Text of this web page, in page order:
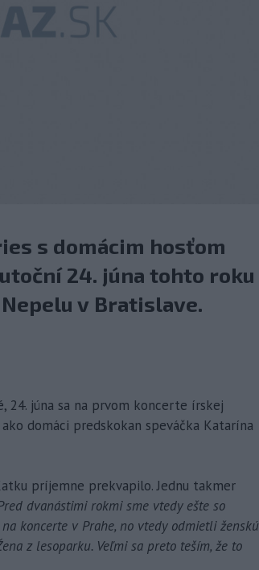
s domácim hosťom
24. júna tohto roku
v Bratislave.
24. júna sa na prvom koncerte írskej
domáci predskokan speváčka Katarína
príjemne prekvapilo. Jednu takmer
dvanástimi rokmi sme vtedy ešte so
koncerte v Prahe, no vtedy odmietli ženskú
z lesoparku. Veľmi sa preto teším, že to